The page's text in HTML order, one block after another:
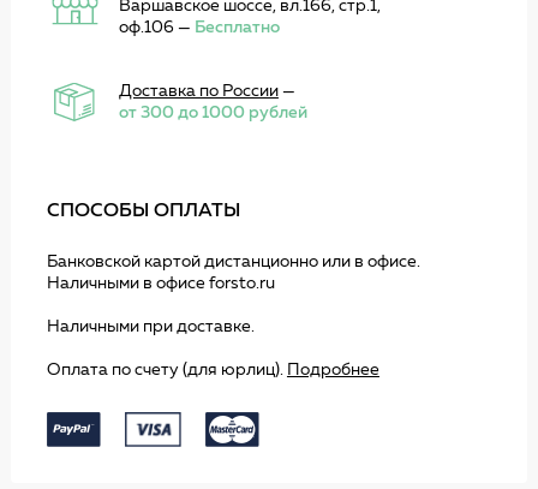
Варшавское шоссе, вл.166, стр.1,
оф.106 — Бесплатно
Доставка по России—
от 300 до 1000 рублей
СПОСОБЫ ОПЛАТЫ
Банковской картой дистанционно или в офисе.
Наличными в офисе forsto.ru
Наличными при доставке.
Оплата по счету (для юрлиц). Подробнее